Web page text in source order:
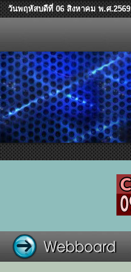
วันพฤหัสบดีที่ 06 สิงหาคม พ.ศ.2569